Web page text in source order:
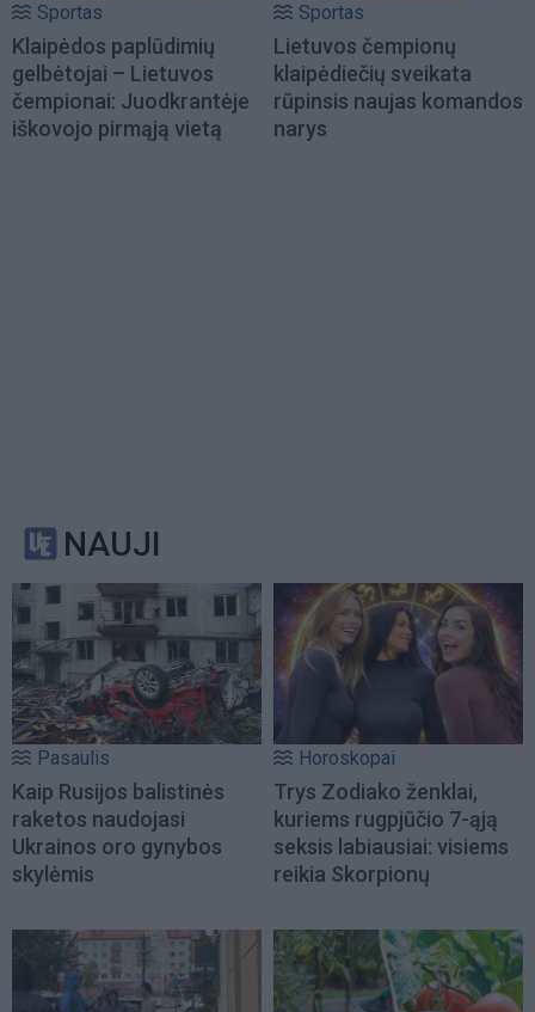
Sportas
Klaipėdos paplūdimių
gelbėtojai – Lietuvos
čempionai: Juodkrantėje
iškovojo pirmąją vietą
Sportas
Lietuvos čempionų
klaipėdiečių sveikata
rūpinsis naujas komandos
narys
NAUJI
Pasaulis
Kaip Rusijos balistinės
raketos naudojasi
Ukrainos oro gynybos
skylėmis
Horoskopai
Trys Zodiako ženklai,
kuriems rugpjūčio 7-ąją
seksis labiausiai: visiems
reikia Skorpionų